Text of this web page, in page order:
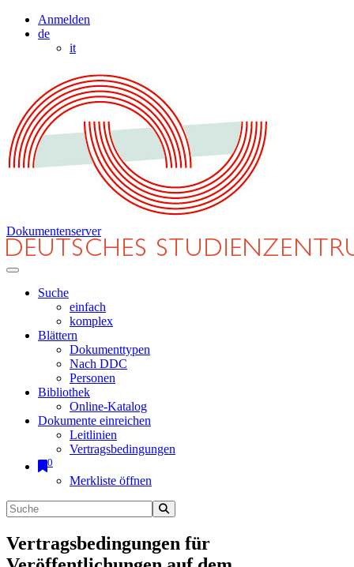
Anmelden
de
it
Dokumentenserver
Suche
einfach
komplex
Blättern
Dokumenttypen
Nach DDC
Personen
Bibliothek
Online-Katalog
Dokumente einreichen
Leitlinien
Vertragsbedingungen
0
Merkliste öffnen
Vertragsbedingungen für